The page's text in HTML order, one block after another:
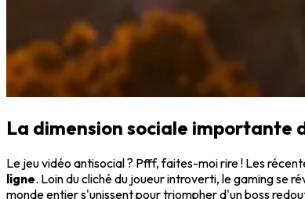
La dimension sociale importante
Le jeu vidéo antisocial ? Pfff, faites-moi rire ! Les
ligne. Loin du cliché du joueur introverti, le gaming se
monde entier s'unissent pour triompher d'un boss